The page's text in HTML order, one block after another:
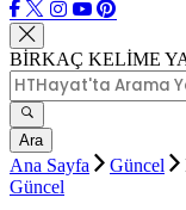
BİRKAÇ KELİME
Ara
Ana Sayfa Güncel
Güncel